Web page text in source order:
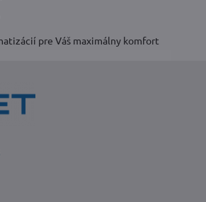
pre Váš maximálny komfort